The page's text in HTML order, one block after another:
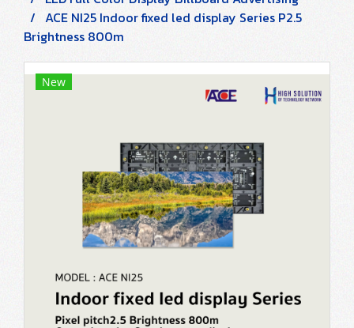
ACE NI25 Indoor fixed led display Series P2.5
Brightness 800m
New